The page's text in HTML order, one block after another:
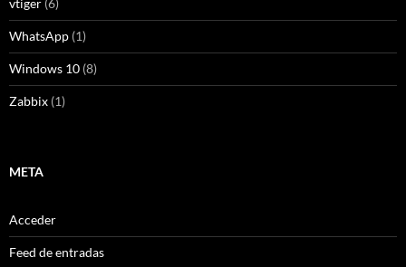
vtiger (6)
WhatsApp (1)
Windows 10 (8)
Zabbix (1)
META
Acceder
Feed de entradas